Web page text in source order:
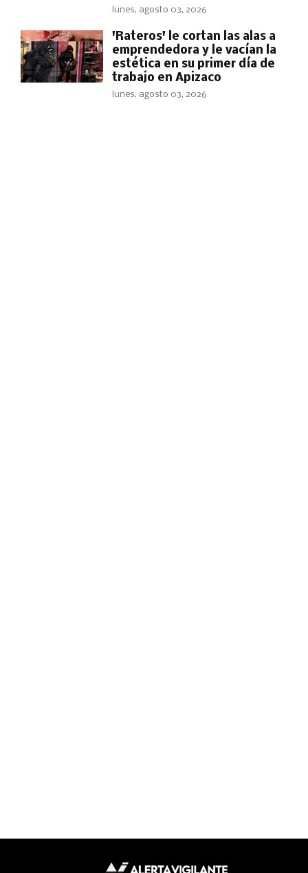
lunes, agosto 03, 2026
'Rateros' le cortan las alas a
emprendedora y le vacían la
estética en su primer día de
trabajo en Apizaco
lunes, agosto 03, 2026